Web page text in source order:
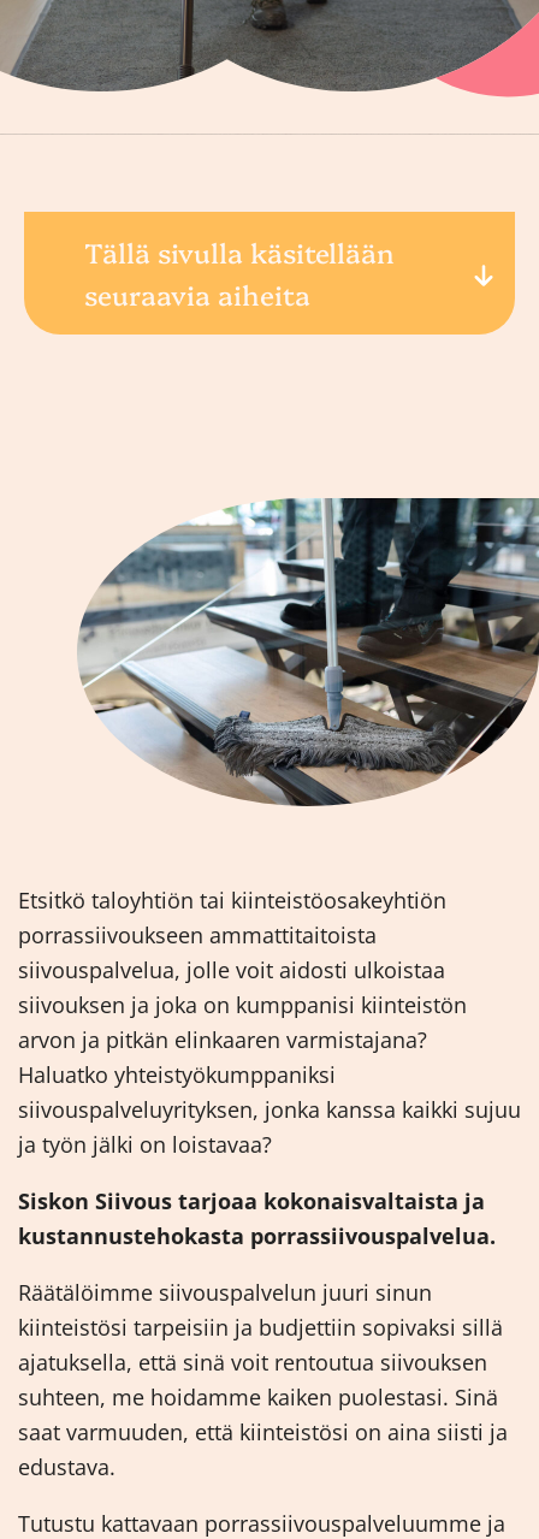
Tällä sivulla käsitellään
seuraavia aiheita
Etsitkö taloyhtiön tai kiinteistöosakeyhtiön
porrassiivoukseen ammattitaitoista
siivouspalvelua, jolle voit aidosti ulkoistaa
siivouksen ja joka on kumppanisi kiinteistön
arvon ja pitkän elinkaaren varmistajana?
Haluatko yhteistyökumppaniksi
siivouspalveluyrityksen, jonka kanssa kaikki sujuu
ja työn jälki on loistavaa?
Siskon Siivous tarjoaa kokonaisvaltaista ja
kustannustehokasta porrassiivouspalvelua.
Räätälöimme siivouspalvelun juuri sinun
kiinteistösi tarpeisiin ja budjettiin sopivaksi sillä
ajatuksella, että sinä voit rentoutua siivouksen
suhteen, me hoidamme kaiken puolestasi. Sinä
saat varmuuden, että kiinteistösi on aina siisti ja
edustava.
Tutustu kattavaan porrassiivouspalveluumme ja